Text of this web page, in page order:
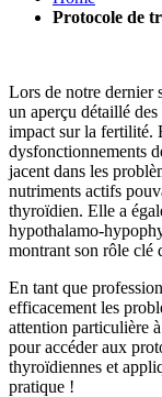
Protocole de
Lors de notre dernier
un aperçu détaillé
impact sur la fertilité.
dysfonctionnements
jacent dans les
nutriments actifs
thyroïdien. Elle a
hypothalamo-
montrant son rôle clé
En tant que
efficacement les
attention particulière
pour accéder aux
thyroïdiennes et
pratique !